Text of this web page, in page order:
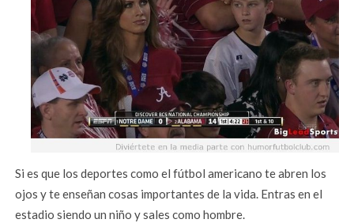
Si es que los deportes como el fútbol americano te abren los
ojos y te enseñan cosas importantes de la vida. Entras en el
estadio siendo un niño y sales como hombre.